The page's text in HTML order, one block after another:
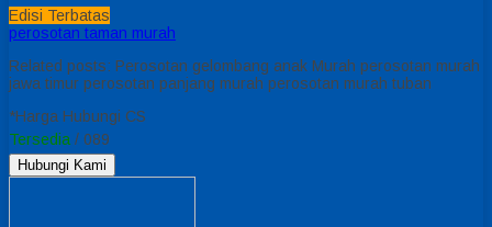
Edisi Terbatas
perosotan taman murah
Related posts: Perosotan gelombang anak Murah perosotan murah
jawa timur perosotan panjang murah perosotan murah tuban
*Harga Hubungi CS
Tersedia / 089
Hubungi Kami